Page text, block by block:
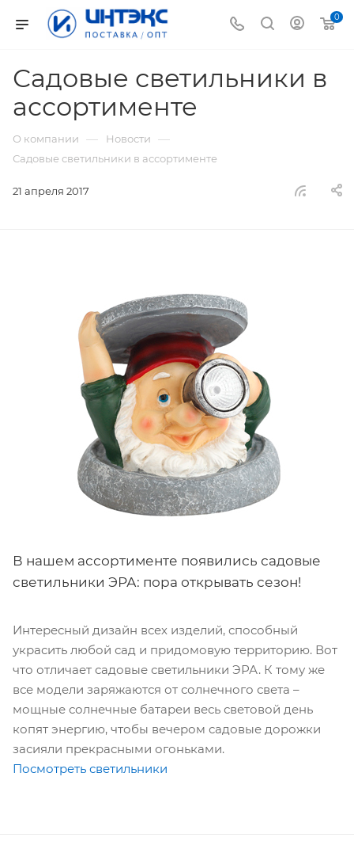
0
Садовые светильники в
ассортименте
О компании — Новости —
Садовые светильники в ассортименте
21 апреля 2017
В нашем ассортименте появились садовые
светильники ЭРА: пора открывать сезон!
Интересный дизайн всех изделий, способный
украсить любой сад и придомовую территорию. Вот
что отличает садовые светильники ЭРА. К тому же
все модели заряжаются от солнечного света –
мощные солнечные батареи весь световой день
копят энергию, чтобы вечером садовые дорожки
засияли прекрасными огоньками.
Посмотреть светильники